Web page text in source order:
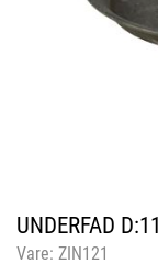
UNDERFAD
Vare: ZIN121